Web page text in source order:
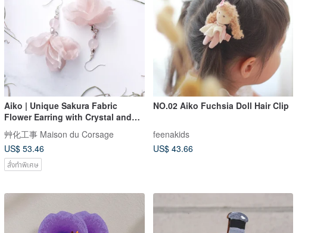
Aiko | Unique Sakura Fabric
Flower Earring with Crystal and
Golden Plating Hook
艸化工事 Maison du Corsage
US$ 53.46
สั่งทำพิเศษ
NO.02 Aiko Fuchsia Doll Hair Clip
feenakids
US$ 43.66